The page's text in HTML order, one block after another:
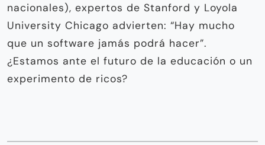
nacionales), expertos de Stanford y Loyola
University Chicago advierten: “Hay mucho
que un software jamás podrá hacer”.
¿Estamos ante el futuro de la educación o un
experimento de ricos?